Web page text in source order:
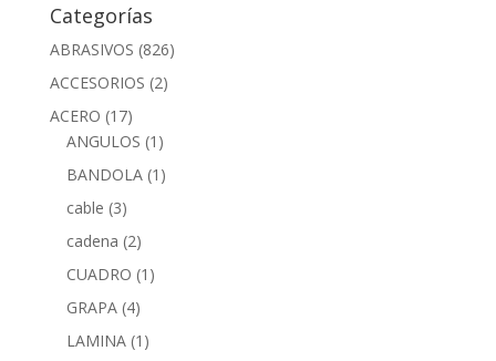
Categorías
ABRASIVOS (826)
ACCESORIOS (2)
ACERO (17)
ANGULOS (1)
BANDOLA (1)
cable (3)
cadena (2)
CUADRO (1)
GRAPA (4)
LAMINA (1)